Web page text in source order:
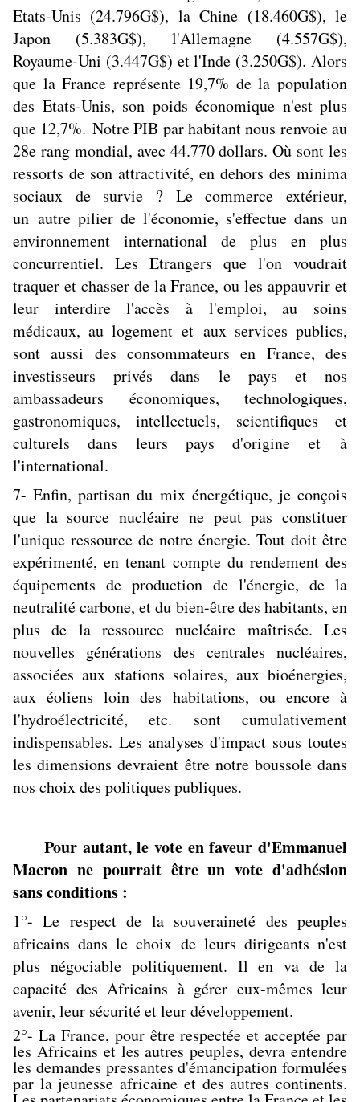
Etats-Unis (24.796G$), la Chine (18.460G$), le
Japon (5.383G$), l'Allemagne (4.557G$),
Royaume-Uni (3.447G$) et l'Inde (3.250G$). Alors
que la France représente 19,7% de la population
des Etats-Unis, son poids économique n'est plus
que 12,7%. Notre PIB par habitant nous renvoie au
28e rang mondial, avec 44.770 dollars. Où sont les
ressorts de son attractivité, en dehors des minima
sociaux de survie ? Le commerce extérieur,
un autre pilier de l'économie, s'effectue dans un
environnement international de plus en plus
concurrentiel. Les Etrangers que l'on voudrait
traquer et chasser de la France, ou les appauvrir et
leur interdire l'accès à l'emploi, au soins
médicaux, au logement et aux services publics,
sont aussi des consommateurs en France, des
investisseurs privés dans le pays et nos
ambassadeurs économiques, technologiques,
gastronomiques, intellectuels, scientifiques et
culturels dans leurs pays d'origine et à
l'international.
7- Enfin, partisan du mix énergétique, je conçois
que la source nucléaire ne peut pas constituer
l'unique ressource de notre énergie. Tout doit être
expérimenté, en tenant compte du rendement des
équipements de production de l'énergie, de la
neutralité carbone, et du bien-être des habitants, en
plus de la ressource nucléaire maîtrisée. Les
nouvelles générations des centrales nucléaires,
associées aux stations solaires, aux bioénergies,
aux éoliens loin des habitations, ou encore à
l'hydroélectricité, etc. sont cumulativement
indispensables. Les analyses d'impact sous toutes
les dimensions devraient être notre boussole dans
nos choix des politiques publiques.
Pour autant, le vote en faveur d'Emmanuel
Macron ne pourrait être un vote d'adhésion
sans conditions :
1°- Le respect de la souveraineté des peuples
africains dans le choix de leurs dirigeants n'est
plus négociable politiquement. Il en va de la
capacité des Africains à gérer eux-mêmes leur
avenir, leur sécurité et leur développement.
2°- La France, pour être respectée et acceptée par
les Africains et les autres peuples, devra entendre
les demandes pressantes d'émancipation formulées
par la jeunesse africaine et des autres continents.